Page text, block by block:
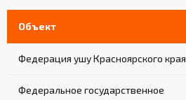
Объект
Федерация ушу Красноярского края
Федеральное государственное